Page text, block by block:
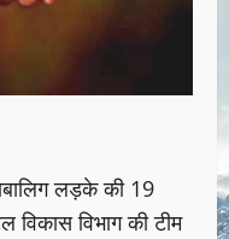
लड़के की 19
विकास विभाग की टीम